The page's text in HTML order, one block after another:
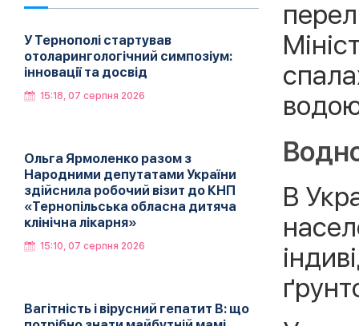
У Тернополі стартував
отоларингологічний симпозіум:
інновації та досвід
15:18, 07 серпня 2026
Ольга Ярмоленко разом з
Народними депутатами України
здійснила робочий візит до КНП
«Тернопільська обласна дитяча
клінічна лікарня»
15:10, 07 серпня 2026
Вагітність і вірусний гепатит В: що
В